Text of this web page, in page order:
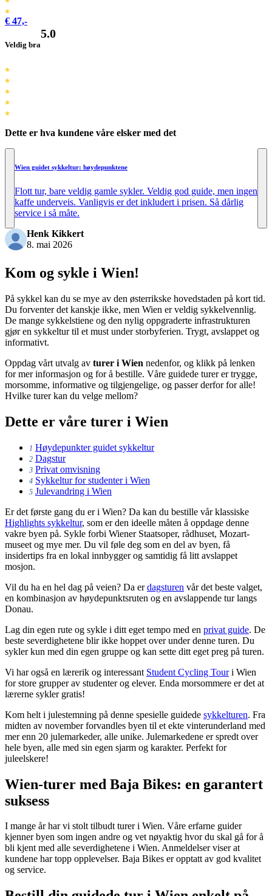
€ 47,-
Veldig bra
5.0
Dette er hva kundene våre elsker med det
Wien guidet sykkeltur: høydepunktene
Flott tur, bare veldig gamle sykler. Veldig god guide, men ingen
kaffe underveis. Vanligvis er det inkludert i prisen. Så dårlig
service i så måte.
Henk Kikkert
8. mai 2026
Kom og sykle i Wien!
På sykkel kan du se mye av den østerrikske hovedstaden på kort tid.
Du forventer det kanskje ikke, men Wien er veldig sykkelvennlig.
De mange sykkelstiene og den nylig oppgraderte infrastrukturen
gjør en sykkeltur til et must under storbyferien. Trygt, avslappet og
informativt.
Oppdag vårt utvalg av turer i Wien nedenfor, og klikk på lenken
for mer informasjon og for å bestille. Våre guidede turer er trygge,
morsomme, informative og tilgjengelige, og passer derfor for alle!
Hvilke turer kan du velge mellom?
Dette er våre turer i Wien
1 Høydepunkter guidet sykkeltur
2 Dagstur
3 Privat omvisning
4 Sykkeltur for studenter i Wien
5 Julevandring i Wien
Er det første gang du er i Wien? Da kan du bestille vår klassiske
Highlights sykkeltur, som er den ideelle måten å oppdage denne
vakre byen på. Sykle forbi Wiener Staatsoper, rådhuset, Mozart-
museet og mye mer. Du vil føle deg som en del av byen, få
insidertips fra en lokal innbygger og samtidig få litt avslappet
mosjon.
Vil du ha en hel dag på veien? Da erdagsturen vår det beste valget,
en kombinasjon av høydepunktsruten og en avslappende tur langs
Donau.
Lag din egen rute og sykle i ditt eget tempo med en privat guide. De
beste severdighetene blir ikke hoppet over under denne turen. Du
sykler kun med din egen gruppe og kan sette ditt eget preg på turen.
Vi har også en lærerik og interessant Student Cycling Touri Wien
for store grupper av studenter og elever. Enda morsommere er det at
lærerne sykler gratis!
Kom helt i julestemning på denne spesielle guidede sykkelturen. Fra
midten av november forvandles byen til et ekte vinterunderland med
mer enn 20 julemarkeder, alle unike. Julemarkedene er spredt over
hele byen, alle med sin egen sjarm og karakter. Perfekt for
juleelskere!
Wien-turer med Baja Bikes: en garantert
suksess
I mange år har vi stolt tilbudt turer i Wien. Våre erfarne guider
kjenner byen som ingen andre og vet nøyaktig hvor du skal gå for å
bli kjent med alle severdighetene i Wien. Anmeldelser viser at
kundene har topp opplevelser. Baja Bikes er opptatt av god kvalitet
og service.